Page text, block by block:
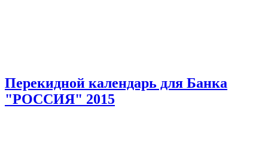
Перекидной календарь для Банка
"РОССИЯ" 2015